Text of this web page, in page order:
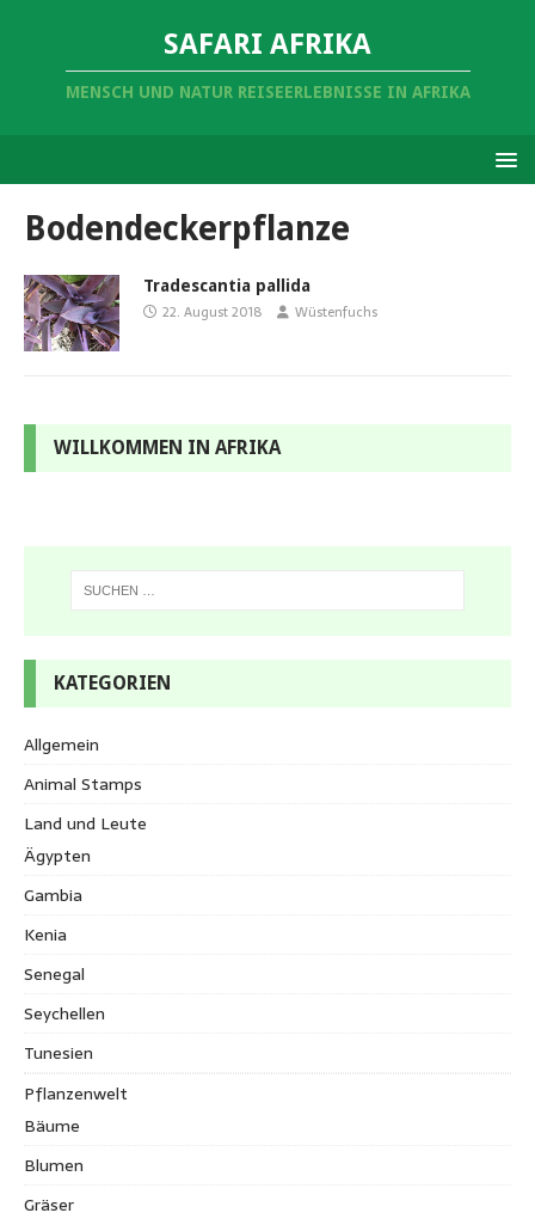
SAFARI AFRIKA
MENSCH UND NATUR REISEERLEBNISSE IN AFRIKA
Bodendeckerpflanze
Tradescantia pallida
22. August 2018 Wüstenfuchs
WILLKOMMEN IN AFRIKA
KATEGORIEN
Allgemein
Animal Stamps
Land und Leute
Ägypten
Gambia
Kenia
Senegal
Seychellen
Tunesien
Pflanzenwelt
Bäume
Blumen
Gräser